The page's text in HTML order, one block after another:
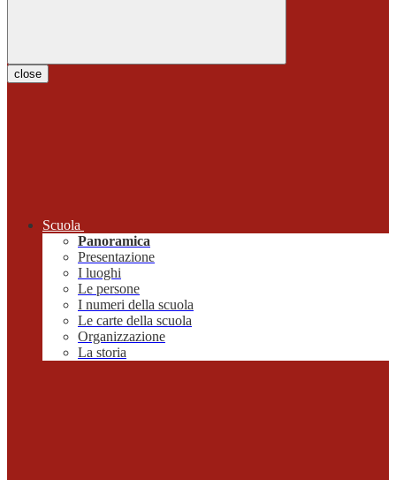
close
Scuola
Panoramica
Presentazione
I luoghi
Le persone
I numeri della scuola
Le carte della scuola
Organizzazione
La storia